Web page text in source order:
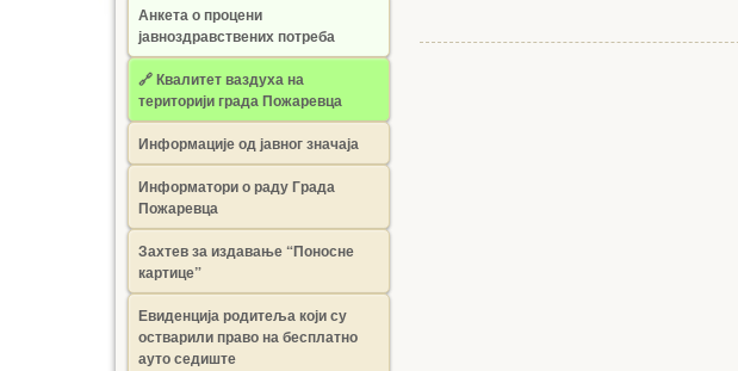
Анкета о процени
јавноздравствених потреба
🔗 Квалитет ваздуха на
територији града Пожаревца
Информације од јавног значаја
Информатори о раду Града
Пожаревца
Захтев за издавање “Поносне
картице”
Евиденција родитеља који су
остварили право на бесплатно
ауто седиште